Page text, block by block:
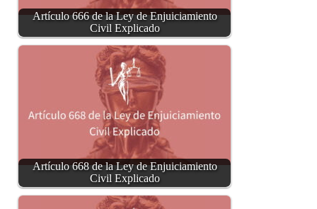
Artículo 666 de la Ley de Enjuiciamiento
Civil Explicado
Artículo 668 de la Ley de Enjuiciamiento
Civil Explicado